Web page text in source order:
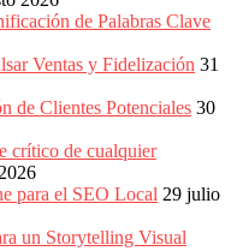
de Palabras Clave
Ventas y Fidelización 31
de Clientes Potenciales 30
crítico de cualquier
para el SEO Local 29 julio
un Storytelling Visual